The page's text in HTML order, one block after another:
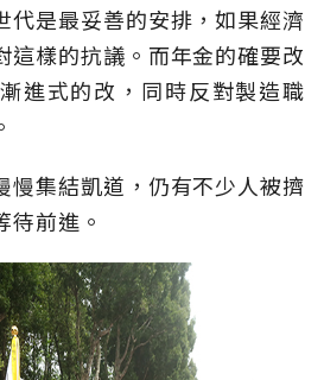
代是最妥善的安排，如果經濟
這樣的抗議。而年金的確要改
進式的改，同時反對製造職
慢集結凱道，仍有不少人被擠
待前進。